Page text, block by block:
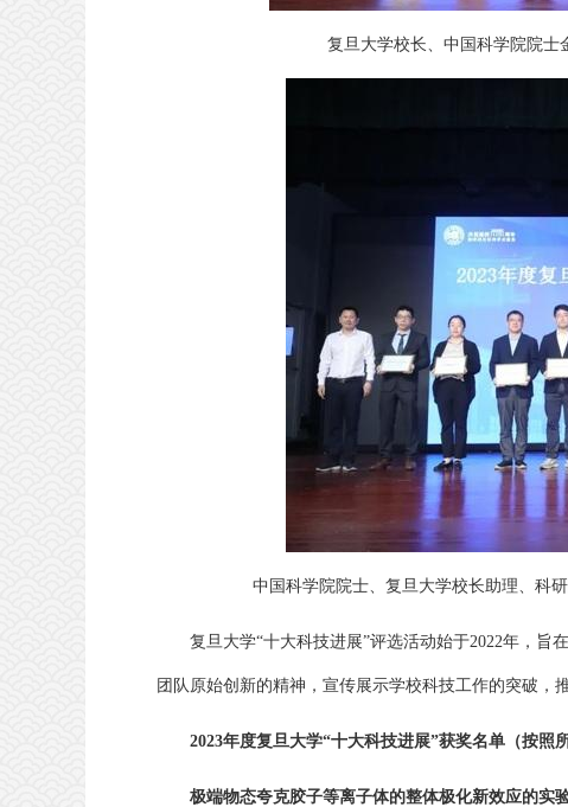
复旦大学校长、中国科学院院士
中国科学院院士、复旦大学校长助理、科
复旦大学“十大科技进展”评选活动始于2022年，旨
团队原始创新的精神，宣传展示学校科技工作的突破，
2023年度复旦大学“十大科技进展”获奖名单 （按照
极端物态夸克胶子等离子体的整体极化新效应的实